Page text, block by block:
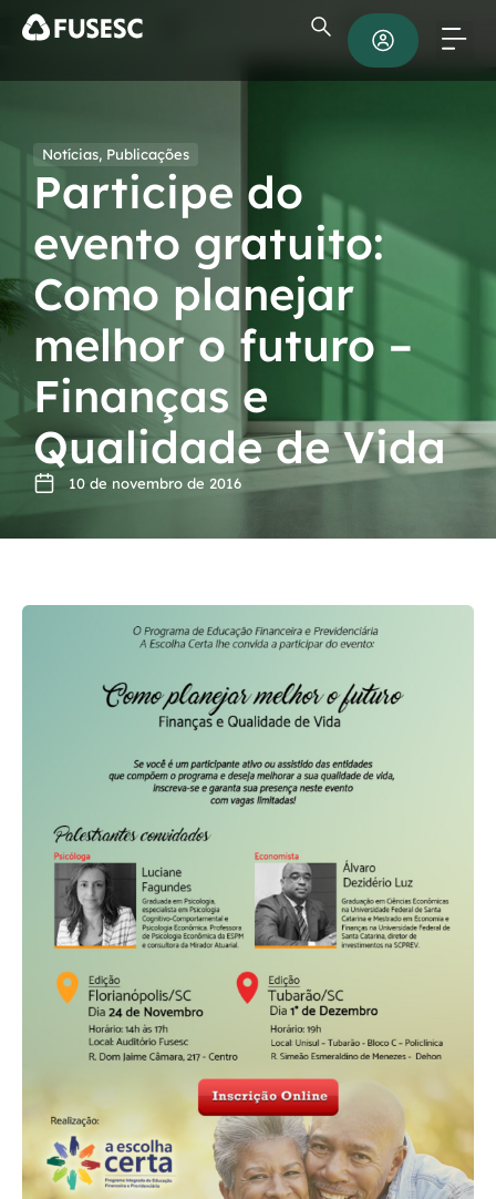
Notícias, Publicações
Participe do
evento gratuito:
Como planejar
melhor o futuro –
Finanças e
Qualidade de Vida
10 de novembro de 2016